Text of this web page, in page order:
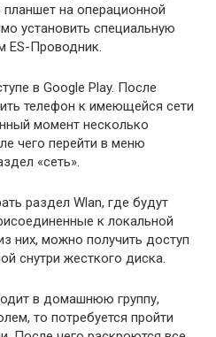
на операционной
установить специальную
ES-Проводник.
в Google Play. После
телефон к имеющейся сети
момент несколько
чего перейти в меню
«сеть».
раздел Wlan, где будут
к локальной
них, можно получить доступ
снутри жесткого диска.
в домашнюю группу,
то потребуется пройти